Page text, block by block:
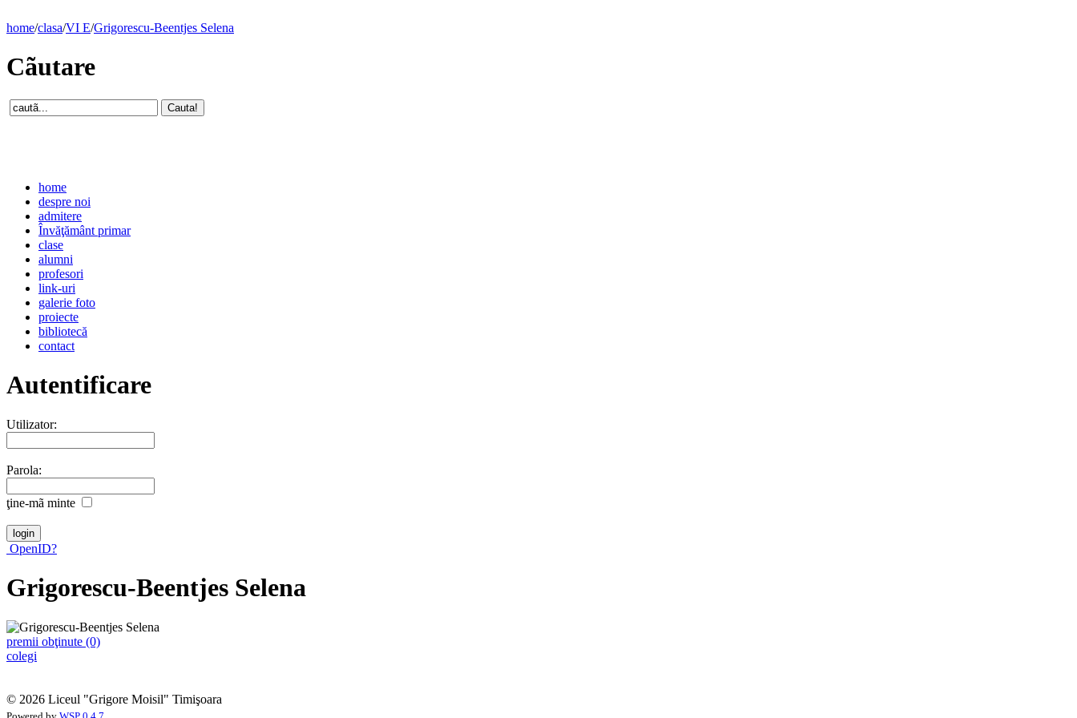
home/clasa/VI E/Grigorescu-Beentjes Selena
Cãutare
home
despre noi
admitere
Învăţământ primar
clase
alumni
profesori
link-uri
galerie foto
proiecte
bibliotecă
contact
Autentificare
Utilizator:
Parola:
ţine-mã minte
OpenID?
Grigorescu-Beentjes Selena
premii obţinute (0)
colegi
© 2026 Liceul "Grigore Moisil" Timişoara